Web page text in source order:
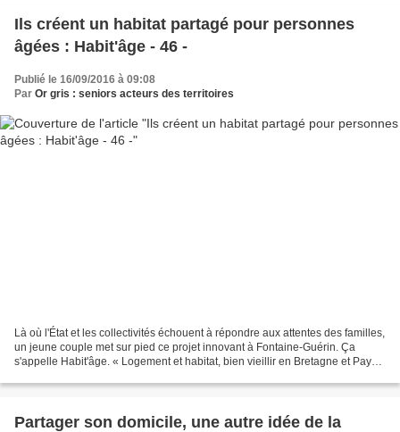
Ils créent un habitat partagé pour personnes
âgées : Habit'âge - 46 -
Publié le 16/09/2016 à 09:08
Par Or gris : seniors acteurs des territoires
Là où l'État et les collectivités échouent à répondre aux attentes des familles,
un jeune couple met sur pied ce projet innovant à Fontaine-Guérin. Ça
s'appelle Habit'âge. « Logement et habitat, bien vieillir en Bretagne et Pays
Partager son domicile, une autre idée de la